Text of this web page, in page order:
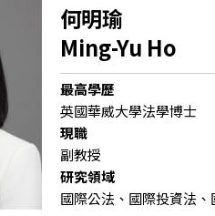
何明瑜
Ming-Yu Ho
最高學歷
英國華威大學法學博士
現職
副教授
研究領域
國際公法、國際投資法、